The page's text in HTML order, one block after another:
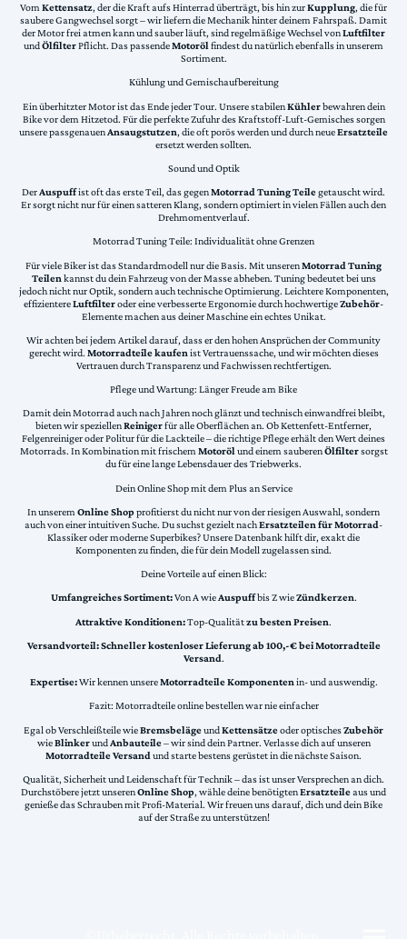
VomKettensatz, der die Kraft aufs Hinterrad überträgt, bis hin zurKupplung, die für
saubere Gangwechsel sorgt – wir liefern die Mechanik hinter deinem Fahrspaß. Damit
der Motor frei atmen kann und sauber läuft, sind regelmäßige Wechsel vonLuftfilter
undÖlfilterPflicht. Das passendeMotorölfindest du natürlich ebenfalls in unserem
Sortiment.
Kühlung und Gemischaufbereitung
Ein überhitzter Motor ist das Ende jeder Tour. Unsere stabilenKühlerbewahren dein
Bike vor dem Hitzetod. Für die perfekte Zufuhr des Kraftstoff-Luft-Gemisches sorgen
unsere passgenauenAnsaugstutzen, die oft porös werden und durch neueErsatzteile
ersetzt werden sollten.
Sound und Optik
DerAuspuffist oft das erste Teil, das gegenMotorrad Tuning Teilegetauscht wird.
Er sorgt nicht nur für einen satteren Klang, sondern optimiert in vielen Fällen auch den
Drehmomentverlauf.
Motorrad Tuning Teile: Individualität ohne Grenzen
Für viele Biker ist das Standardmodell nur die Basis. Mit unserenMotorrad Tuning
Teilen kannst du dein Fahrzeug von der Masse abheben. Tuning bedeutet bei uns
jedoch nicht nur Optik, sondern auch technische Optimierung. Leichtere Komponenten,
effizientereLuftfilteroder eine verbesserte Ergonomie durch hochwertigeZubehör-
Elemente machen aus deiner Maschine ein echtes Unikat.
Wir achten bei jedem Artikel darauf, dass er den hohen Ansprüchen der Community
gerecht wird. Motorradteile kaufen ist Vertrauenssache, und wir möchten dieses
Vertrauen durch Transparenz und Fachwissen rechtfertigen.
Pflege und Wartung: Länger Freude am Bike
Damit dein Motorrad auch nach Jahren noch glänzt und technisch einwandfrei bleibt,
bieten wir speziellenReinigerfür alle Oberflächen an. Ob Kettenfett-Entferner,
Felgenreiniger oder Politur für die Lackteile – die richtige Pflege erhält den Wert deines
Motorrads. In Kombination mit frischemMotorölund einem sauberenÖlfiltersorgst
du für eine lange Lebensdauer des Triebwerks.
Dein Online Shop mit dem Plus an Service
In unserem Online Shopprofitierst du nicht nur von der riesigen Auswahl, sondern
auch von einer intuitiven Suche. Du suchst gezielt nachErsatzteilen für Motorrad-
Klassiker oder moderne Superbikes? Unsere Datenbank hilft dir, exakt die
Komponenten zu finden, die für dein Modell zugelassen sind.
Deine Vorteile auf einen Blick:
Umfangreiches Sortiment:Von A wieAuspuffbis Z wieZündkerzen.
Attraktive Konditionen:Top-Qualitätzu besten Preisen.
Versandvorteil:Schneller kostenloser Lieferung ab 100,-€ bei Motorradteile
Versand.
Expertise:Wir kennen unsereMotorradteile Komponentenin- und auswendig.
Fazit: Motorradteile online bestellen war nie einfacher
Egal ob Verschleißteile wieBremsbelägeundKettensätzeoder optischesZubehör
wieBlinkerundAnbauteile– wir sind dein Partner. Verlasse dich auf unseren
Motorradteile Versand und starte bestens gerüstet in die nächste Saison.
Qualität, Sicherheit und Leidenschaft für Technik – das ist unser Versprechen an dich.
Durchstöbere jetzt unserenOnline Shop, wähle deine benötigtenErsatzteileaus und
genieße das Schrauben mit Profi-Material. Wir freuen uns darauf, dich und dein Bike
auf der Straße zu unterstützen!